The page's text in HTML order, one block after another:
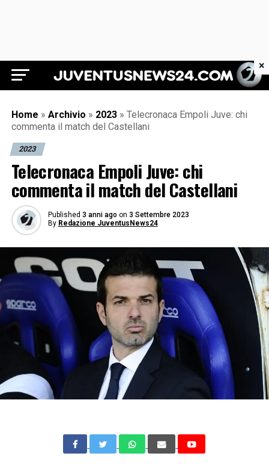
Juventus News 24
Home » Archivio » 2023 » Telecronaca Empoli Juve: chi
commenta il match del Castellani
2023
Telecronaca Empoli Juve: chi
commenta il match del Castellani
Published 3 anni ago on 3 Settembre 2023
By Redazione JuventusNews24
×